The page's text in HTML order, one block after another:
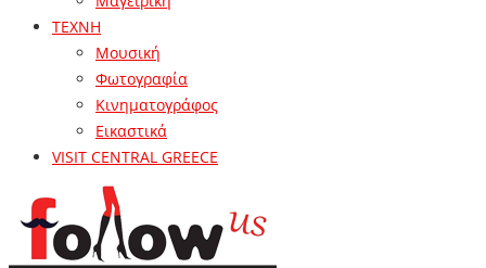
ΤΕΧΝΗ
Μουσική
Φωτογραφία
Κινηματογράφος
Εικαστικά
VISIT CENTRAL GREECE